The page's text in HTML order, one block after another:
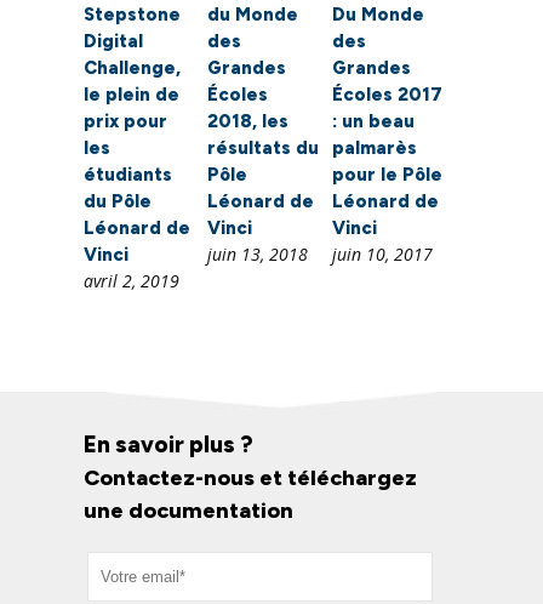
Stepstone
Digital
Challenge,
le plein de
prix pour
les
étudiants
du Pôle
Léonard de
Vinci
avril 2, 2019
du Monde
des
Grandes
Écoles
2018, les
résultats du
Pôle
Léonard de
Vinci
juin 13, 2018
Du Monde
des
Grandes
Écoles 2017
: un beau
palmarès
pour le Pôle
Léonard de
Vinci
juin 10, 2017
En savoir plus ?
Contactez-nous et téléchargez
une documentation